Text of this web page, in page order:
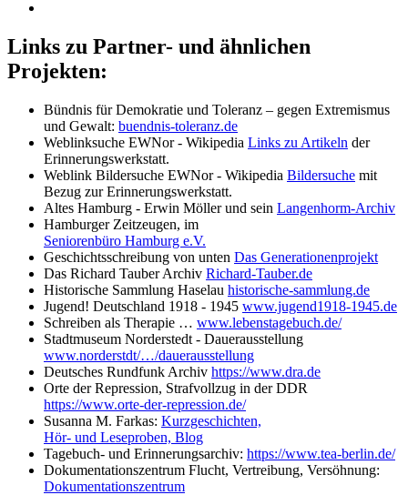
Links zu Partner- und ähnlichen
Projekten:
Bündnis für Demokratie und Toleranz – gegen Extremismus
und Gewalt: buendnis-toleranz.de
Weblinksuche EWNor - Wikipedia Links zu Artikeln der
Erinnerungswerkstatt.
Weblink Bildersuche EWNor - Wikipedia Bildersuche mit
Bezug zur Erinnerungswerkstatt.
Altes Hamburg - Erwin Möller und sein Langenhorm-Archiv
Hamburger Zeitzeugen, im
Seniorenbüro Hamburg e.V.
Geschichtsschreibung von unten Das Generationenprojekt
Das Richard Tauber Archiv Richard-Tauber.de
Historische Sammlung Haselau historische-sammlung.de
Jugend! Deutschland 1918 - 1945 www.jugend1918-1945.de
Schreiben als Therapie … www.lebenstagebuch.de/
Stadtmuseum Norderstedt - Dauerausstellung
www.norderstdt/…/dauerausstellung
Deutsches Rundfunk Archiv https://www.dra.de
Orte der Repression, Strafvollzug in der DDR
https://www.orte-der-repression.de/
Susanna M. Farkas: Kurzgeschichten,
Hör- und Leseproben, Blog
Tagebuch- und Erinnerungsarchiv: https://www.tea-berlin.de/
Dokumentationszentrum Flucht, Vertreibung, Versöhnung:
Dokumentationszentrum